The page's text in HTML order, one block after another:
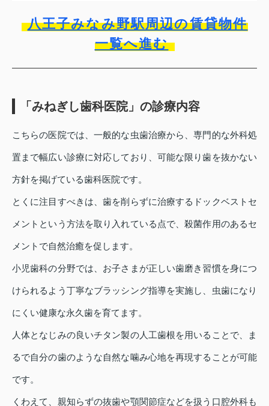
八王子みなみ野駅周辺の賃貸物件
一覧へ進む
「みねぎし歯科医院」の診療内容
こちらの医院では、一般的な虫歯治療から、専門的な外科処
置まで幅広い診療に対応しており、可能な限り歯を抜かない
方針を掲げている歯科医院です。
とくに注目すべきは、歯を削らずに治療するドックベストセ
メントという方法を取り入れている点で、殺菌作用のあるセ
メントで自然治癒を促します。
小児歯科の分野では、お子さまが正しい歯磨き習慣を身につ
けられるよう丁寧なブラッシング指導を実施し、虫歯になり
にくい健康な永久歯を育てます。
人体となじみの良いチタン製の人工歯根を用いることで、ま
るで自分の歯のような自然な噛み心地を再現することが可能
です。
くわえて、親知らずの抜歯や顎関節症などを扱う口腔外科も